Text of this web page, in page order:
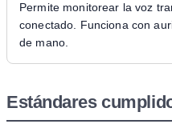
Permite monitorear la voz
conectado. Funciona con
de mano.
Estándares